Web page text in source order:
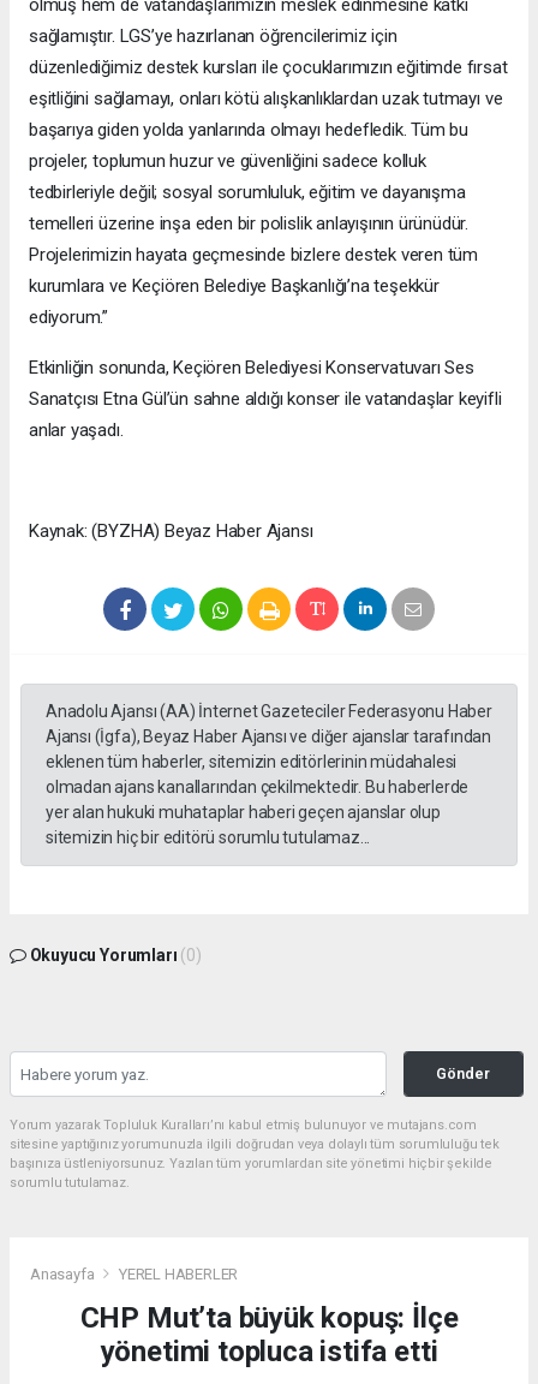
olmuş hem de vatandaşlarımızın meslek edinmesine katkı
sağlamıştır. LGS’ye hazırlanan öğrencilerimiz için
düzenlediğimiz destek kursları ile çocuklarımızın eğitimde fırsat
eşitliğini sağlamayı, onları kötü alışkanlıklardan uzak tutmayı ve
başarıya giden yolda yanlarında olmayı hedefledik. Tüm bu
projeler, toplumun huzur ve güvenliğini sadece kolluk
tedbirleriyle değil; sosyal sorumluluk, eğitim ve dayanışma
temelleri üzerine inşa eden bir polislik anlayışının ürünüdür.
Projelerimizin hayata geçmesinde bizlere destek veren tüm
kurumlara ve Keçiören Belediye Başkanlığı’na teşekkür
ediyorum.”
Etkinliğin sonunda, Keçiören Belediyesi Konservatuvarı Ses
Sanatçısı Etna Gül’ün sahne aldığı konser ile vatandaşlar keyifli
anlar yaşadı.
Kaynak: (BYZHA) Beyaz Haber Ajansı
Anadolu Ajansı (AA) İnternet Gazeteciler Federasyonu Haber
Ajansı (İgfa), Beyaz Haber Ajansı ve diğer ajanslar tarafından
eklenen tüm haberler, sitemizin editörlerinin müdahalesi
olmadan ajans kanallarından çekilmektedir. Bu haberlerde
yer alan hukuki muhataplar haberi geçen ajanslar olup
sitemizin hiç bir editörü sorumlu tutulamaz...
Okuyucu Yorumları (0)
Gönder
Yorum yazarak Topluluk Kuralları’nı kabul etmiş bulunuyor ve mutajans.com
sitesine yaptığınız yorumunuzla ilgili doğrudan veya dolaylı tüm sorumluluğu tek
başınıza üstleniyorsunuz. Yazılan tüm yorumlardan site yönetimi hiçbir şekilde
sorumlu tutulamaz.
Anasayfa YEREL HABERLER
CHP Mut’ta büyük kopuş: İlçe
yönetimi topluca istifa etti